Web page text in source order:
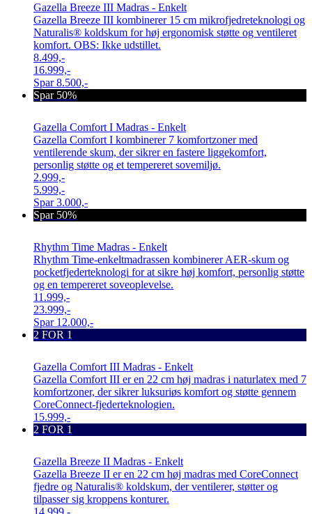
Gazella Breeze III Madras - Enkelt
Gazella Breeze III kombinerer 15 cm mikrofjedreteknologi og
Naturalis® koldskum for høj ergonomisk støtte og ventileret
komfort. OBS: Ikke udstillet.
8.499,-
16.999,-
Spar8.500,-
Spar 50%
Gazella Comfort I Madras - Enkelt
Gazella Comfort I kombinerer 7 komfortzoner med
ventilerende skum, der sikrer en fastere liggekomfort,
personlig støtte og et tempereret sovemiljø.
2.999,-
5.999,-
Spar3.000,-
Spar 50%
Rhythm Time Madras - Enkelt
Rhythm Time-enkeltmadrassen kombinerer AER-skum og
pocketfjederteknologi for at sikre høj komfort, personlig støtte
og en tempereret soveoplevelse.
11.999,-
23.999,-
Spar 12.000,-
2 FOR 1
Gazella Comfort III Madras - Enkelt
Gazella Comfort III er en 22 cm høj madras i naturlatex med 7
komfortzoner, der sikrer luksuriøs komfort og støtte gennem
CoreConnect-fjederteknologien.
15.999,-
2 FOR 1
Gazella Breeze II Madras - Enkelt
Gazella Breeze II er en 22 cm høj madras med CoreConnect
fjedre og Naturalis® koldskum, der ventilerer, støtter og
tilpasser sig kroppens konturer.
14.999,-